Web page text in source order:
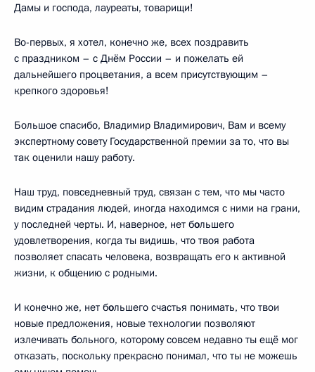
Дамы и господа, лауреаты, товарищи!
Во-первых, я хотел, конечно же, всех поздравить
с праздником – с Днём России – и пожелать ей
дальнейшего процветания, а всем присутствующим –
крепкого здоровья!
Большое спасибо, Владимир Владимирович, Вам и всему
экспертному совету Государственной премии за то, что вы
так оценили нашу работу.
Наш труд, повседневный труд, связан с тем, что мы часто
видим страдания людей, иногда находимся с ними на грани,
у последней черты. И, наверное, нет большего
удовлетворения, когда ты видишь, что твоя работа
позволяет спасать человека, возвращать его к активной
жизни, к общению с родными.
И конечно же, нет большего счастья понимать, что твои
новые предложения, новые технологии позволяют
излечивать больного, которому совсем недавно ты ещё мог
отказать, поскольку прекрасно понимал, что ты не можешь